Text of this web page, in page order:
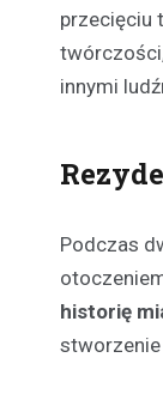
przecięciu
innymi
Podczas
historię